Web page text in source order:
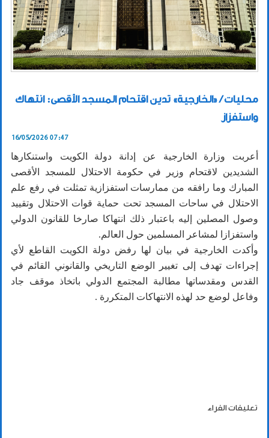
محليات / «الخارجية» تدين اقتحام المسجد الأقصى: انتهاك
واستفزاز
16/05/2026 07:47
أعربت وزارة الخارجية عن إدانة دولة الكويت واستنكارها
الشديدين لاقتحام وزير في حكومة الاحتلال للمسجد الأقصى
المبارك وما رافقه من ممارسات استفزازية تمثلت في رفع علم
الاحتلال في ساحات المسجد تحت حماية قوات الاحتلال وتقييد
وصول المصلين إليه باعتبار ذلك انتهاكا صارخا للقانون الدولي
واستفزازا لمشاعر المسلمين حول العالم.
وأكدت الخارجية في بيان لها رفض دولة الكويت القاطع لأي
إجراءات تهدف إلى تغيير الوضع التاريخي والقانوني القائم في
القدس ومقدساتها مطالبة المجتمع الدولي باتخاذ موقف جاد
وفاعل لوضع حد لهذه الانتهاكات المتكررة .
تعليقات القراء